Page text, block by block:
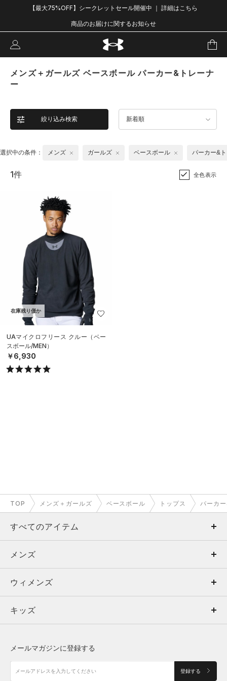
【最大75%OFF】シークレットセール開催中 ｜ 詳細はこちら
商品のお届けに関するお知らせ
メンズ＋ガールズ ベースボール パーカー&トレーナ
ー
絞り込み検索 新着順
選択中の条件： メンズ ガールズ ベースボール パーカー&
1件 全色表示
在庫残り僅か
UAマイクロフリース クルー（ベー
スボール/MEN）
￥6,930
TOP メンズ＋ガールズ ベースボール トップス パーカ
すべてのアイテム
メンズ
ウィメンズ
キッズ
アクセサリー
メンズ
トップス
ボトムス
アクセサリー
ウィメンズ
トップス
シューズ
キッズ
メールマガジンに登録する
登録する